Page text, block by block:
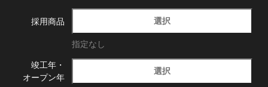
採用商品 選択
指定なし
竣工年・
オープン年
選択